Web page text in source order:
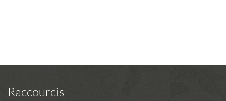
Raccourcis